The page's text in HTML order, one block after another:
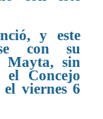
y este
con su
Mayta, sin
el Concejo
viernes 6